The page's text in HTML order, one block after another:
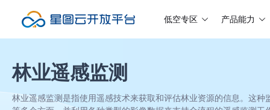
低空专区 产品能力
林业遥感监测
林业遥感监测是指使用遥感技术来获取和评估林业资源的信息。这